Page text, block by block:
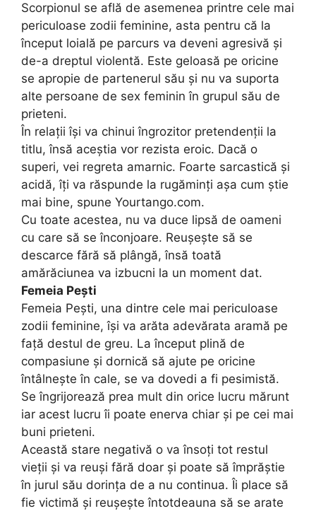
Scorpionul se află de asemenea printre cele mai
periculoase zodii feminine, asta pentru că la
început loială pe parcurs va deveni agresivă și
de-a dreptul violentă. Este geloasă pe oricine
se apropie de partenerul său și nu va suporta
alte persoane de sex feminin în grupul său de
prieteni.
În relații își va chinui îngrozitor pretendenții la
titlu, însă aceștia vor rezista eroic. Dacă o
superi, vei regreta amarnic. Foarte sarcastică și
acidă, îți va răspunde la rugăminți așa cum știe
mai bine, spune Yourtango.com.
Cu toate acestea, nu va duce lipsă de oameni
cu care să se înconjoare. Reușește să se
descarce fără să plângă, însă toată
amărăciunea va izbucni la un moment dat.
Femeia Pești
Femeia Pești, una dintre cele mai periculoase
zodii feminine, își va arăta adevărata aramă pe
față destul de greu. La început plină de
compasiune și dornică să ajute pe oricine
întâlnește în cale, se va dovedi a fi pesimistă.
Se îngrijorează prea mult din orice lucru mărunt
iar acest lucru îi poate enerva chiar și pe cei mai
buni prieteni.
Această stare negativă o va însoți tot restul
vieții și va reuși fără doar și poate să împrăștie
în jurul său dorința de a nu continua. Îi place să
fie victimă și reușește întotdeauna să se arate